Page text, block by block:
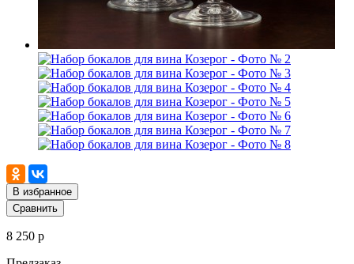
В избранное
Сравнить
8 250 р